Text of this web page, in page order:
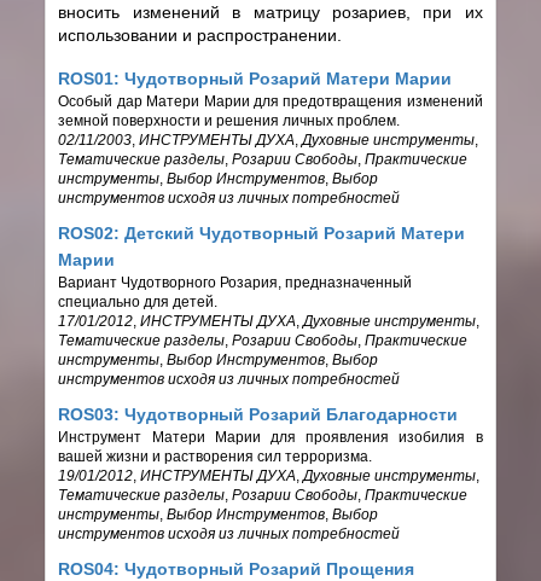
вносить изменений в матрицу розариев, при их
использовании и распространении.
ROS01: Чудотворный Розарий Матери Марии
Особый дар Матери Марии для предотвращения изменений
земной поверхности и решения личных проблем.
02/11/2003 ,ИНСТРУМЕНТЫ ДУХА ,Духовные инструменты
Тематические разделы ,Розарии Свободы ,Практические
инструменты ,Выбор Инструментов ,Выбор
инструментов исходя из личных потребностей
ROS02: Детский Чудотворный Розарий Матери
Марии
Вариант Чудотворного Розария, предназначенный
специально для детей.
17/01/2012 ,ИНСТРУМЕНТЫ ДУХА ,Духовные инструменты
Тематические разделы ,Розарии Свободы ,Практические
инструменты ,Выбор Инструментов ,Выбор
инструментов исходя из личных потребностей
ROS03: Чудотворный Розарий Благодарности
Инструмент Матери Марии для проявления изобилия в
вашей жизни и растворения сил терроризма.
19/01/2012 ,ИНСТРУМЕНТЫ ДУХА ,Духовные инструменты
Тематические разделы ,Розарии Свободы ,Практические
инструменты ,Выбор Инструментов ,Выбор
инструментов исходя из личных потребностей
ROS04: Чудотворный Розарий Прощения